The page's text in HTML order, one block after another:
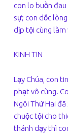
con lo buồn
sự; con dốc
dịp tội cùng làm
KINH TIN
Lạy Chúa, con
phạt vô cùng.
Ngôi Thứ Hai
chuộc tội cho
thánh dạy thì